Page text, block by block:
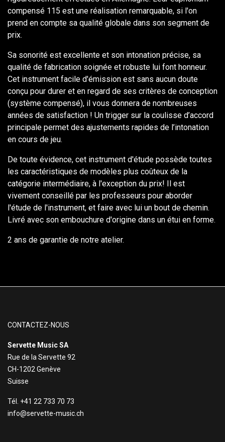
compensé 115 est une réalisation remarquable, si l'on
prend en compte sa qualité globale dans son segment de
prix.
Sa sonorité est excellente et son intonation précise, sa
qualité de fabrication soignée et robuste lui font honneur.
Cet instrument facile d'émission est sans aucun doute
conçu pour durer et en regard de ses critères de conception
(système compensé), il vous donnera de nombreuses
années de satisfaction ! Un trigger sur la coulisse d’accord
principale permet des ajustements rapides de l’intonation
en cours de jeu.
De toute évidence, cet instrument d'étude possède toutes
les caractéristiques de modèles plus coûteux de la
catégorie intermédiaire, à l'exception du prix! Il est
vivement conseillé par les professeurs pour aborder
l'étude de l'instrument, et faire avec lui un bout de chemin.
Livré avec son embouchure d'origine dans un étui en forme.
2 ans de garantie de notre atelier.
CONTACTEZ-NOUS
Servette Music SA
Rue de la Servette 92
CH-1202 Genève
Suisse
Tél. +41 22 733 70 73
info@servette-music.ch